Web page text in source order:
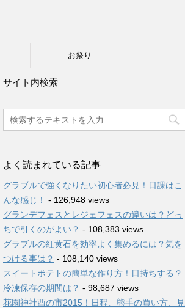
お祭り
サイト内検索
よく読まれている記事
グラブルで強くなりたい初心者必見！日課はこ
んな感じ！
- 126,948 views
グランデフェスとレジェフェスの違いは？どっ
ちで引くのがよい？ - 108,383 views
グラブルの紅黄石を効率よく集めるには？気を
つける事は？ - 108,140 views
スイートポテトの簡単な作り方！日持ちする？
冷凍保存の期間は？ - 98,687 views
花園神社酉の市2015！日程、熊手の買い方、見